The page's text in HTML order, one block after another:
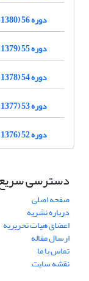
دوره 56 (1380)
دوره 55 (1379)
دوره 54 (1378)
دوره 53 (1377)
دوره 52 (1376)
دسترسی
صفحه اصلی
درباره نشریه
اعضای هیات تحریریه
ارسال مقاله
تماس با ما
نقشه سایت